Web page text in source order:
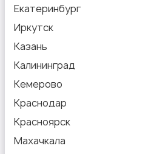
Екатеринбург
Иркутск
Казань
Калининград
Кемерово
Краснодар
Красноярск
Махачкала